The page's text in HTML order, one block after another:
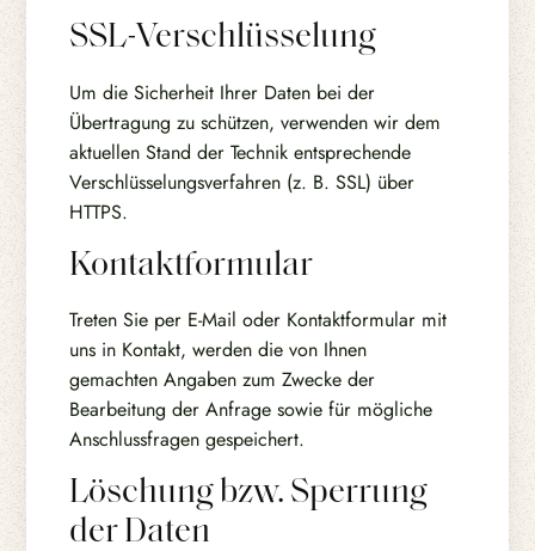
SSL-Verschlüsselung
Um die Sicherheit Ihrer Daten bei der
Übertragung zu schützen, verwenden wir dem
aktuellen Stand der Technik entsprechende
Verschlüsselungsverfahren (z. B. SSL) über
HTTPS.
Kontaktformular
Treten Sie per E-Mail oder Kontaktformular mit
uns in Kontakt, werden die von Ihnen
gemachten Angaben zum Zwecke der
Bearbeitung der Anfrage sowie für mögliche
Anschlussfragen gespeichert.
Löschung bzw. Sperrung
der Daten